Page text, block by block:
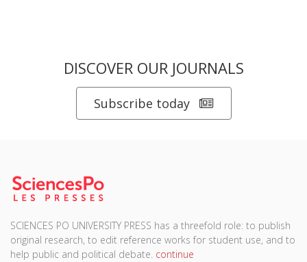
DISCOVER OUR JOURNALS
Subscribe today
SCIENCES PO UNIVERSITY PRESS has a threefold role: to publish
original research, to edit reference works for student use, and to
help public and political debate. continue